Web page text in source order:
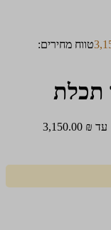
טווח מחירים:
תכלת